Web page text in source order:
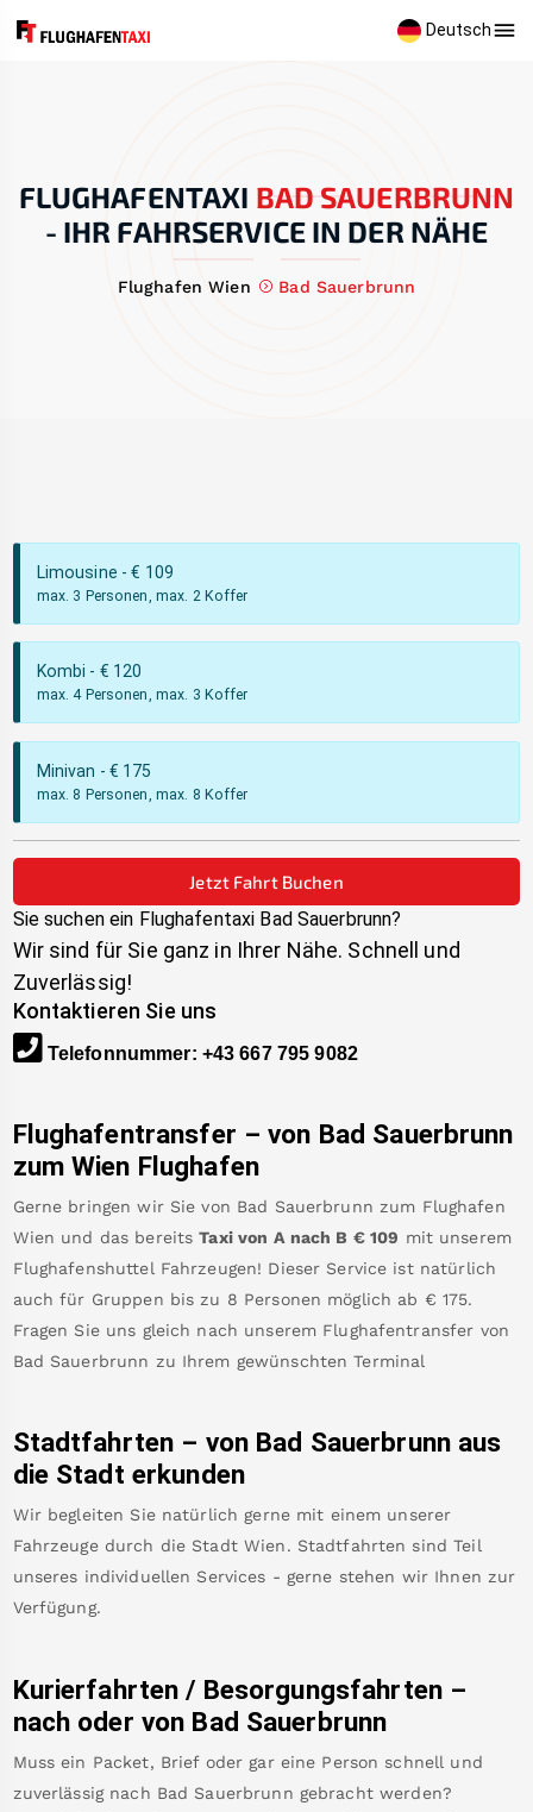
Deutsch
FLUGHAFENTAXI BAD SAUERBRUNN
- IHR FAHRSERVICE IN DER NÄHE
Flughafen Wien Bad Sauerbrunn
Limousine - € 109
max. 3 Personen, max. 2 Koffer
Kombi - € 120
max. 4 Personen, max. 3 Koffer
Minivan - € 175
max. 8 Personen, max. 8 Koffer
Jetzt Fahrt Buchen
Sie suchen ein Flughafentaxi Bad Sauerbrunn?
Wir sind für Sie ganz in Ihrer Nähe. Schnell und
Zuverlässig!
Kontaktieren Sie uns
Telefonnummer: +43 667 795 9082
Flughafentransfer – von Bad Sauerbrunn
zum Wien Flughafen
Gerne bringen wir Sie von Bad Sauerbrunn zum Flughafen
Wien und das bereits Taxi von A nach B € 109 mit unserem
Flughafenshuttel Fahrzeugen! Dieser Service ist natürlich
auch für Gruppen bis zu 8 Personen möglich ab € 175.
Fragen Sie uns gleich nach unserem Flughafentransfer von
Bad Sauerbrunn zu Ihrem gewünschten Terminal
Stadtfahrten – von Bad Sauerbrunn aus
die Stadt erkunden
Wir begleiten Sie natürlich gerne mit einem unserer
Fahrzeuge durch die Stadt Wien. Stadtfahrten sind Teil
unseres individuellen Services - gerne stehen wir Ihnen zur
Verfügung.
Kurierfahrten / Besorgungsfahrten –
nach oder von Bad Sauerbrunn
Muss ein Packet, Brief oder gar eine Person schnell und
zuverlässig nach Bad Sauerbrunn gebracht werden?